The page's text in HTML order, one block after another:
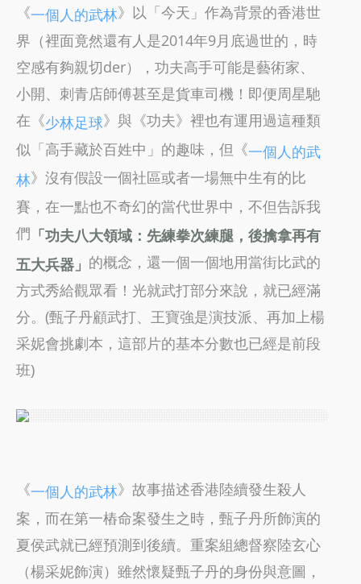
《一個人的武林》以「今天」作為背景的香港世
界（裡面竟然還有人是2014年9月底過世的，時
空感有夠親切der），功夫高手可能是藝術家、
小開、刺青店師傅甚至是貨車司機！即便周星馳
在《少林足球》與《功夫》裡也有運用過這種類
似「高手藏於百姓中」的趣味，但《一個人的武
林》沒有假設一個社區或者一場無中生有的比
賽，在一點也不奇幻的當代世界中，不但告訴我
們 「功夫八大領域：先練拳次練腿，後擒拿再有
五大兵器」 的概念，還一個一個地用當街比武的
方式秀給觀眾看！光就武打部分來說，就已經滿
分。(甄子丹顧武打、王寶強是演技派、再加上楊
采妮會挑劇本，這部片的基本分數也已經是前段
班)
《一個人的武林》故事描述香港陸續發生殺人
案，而在第一樁命案發生之時，甄子丹所飾演的
夏侯武就已經預測到後續。重案組總督察陸玄心
（楊采妮飾演）雖然懷疑甄子丹的身份與意圖，